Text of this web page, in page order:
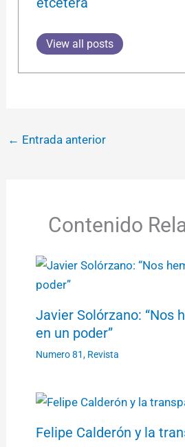
View all posts
← Entrada anterior
Contenido
Javier Solórzano: “Nos
en un poder”
Numero 81, Revista
Felipe Calderón y la